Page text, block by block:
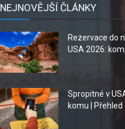
NEJNOVĚJŠÍ ČLÁNKY
Rezervace do
USA 2026:
Spropitné v
komu | Přehled